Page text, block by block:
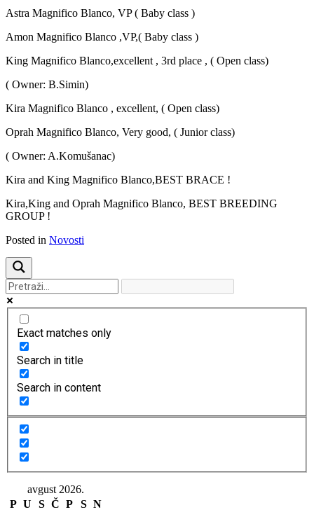
Astra Magnifico Blanco, VP ( Baby class )
Amon Magnifico Blanco ,VP,( Baby class )
King Magnifico Blanco,excellent , 3rd place , ( Open class)
( Owner: B.Simin)
Kira Magnifico Blanco , excellent, ( Open class)
Oprah Magnifico Blanco, Very good, ( Junior class)
( Owner: A.Komušanac)
Kira and King Magnifico Blanco,BEST BRACE !
Kira,King and Oprah Magnifico Blanco, BEST BREEDING
GROUP !
Posted in Novosti
Exact matches only
Search in title
Search in content
avgust 2026.
P U S Č P S N